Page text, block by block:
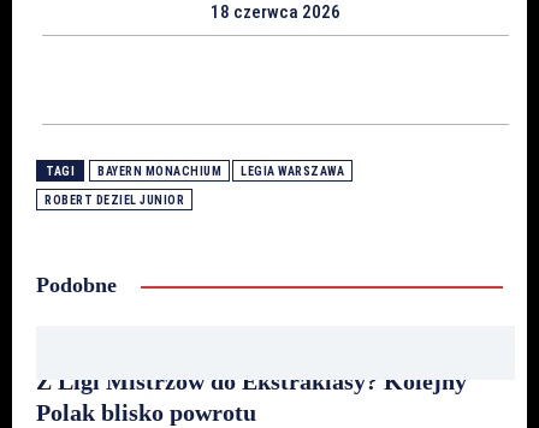
18 czerwca 2026
TAGI BAYERN MONACHIUM LEGIA WARSZAWA
ROBERT DEZIEL JUNIOR
Podobne
Z Ligi Mistrzów do Ekstraklasy? Kolejny
Polak blisko powrotu